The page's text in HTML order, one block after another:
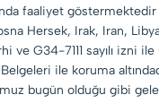
faaliyet
Hersek, Irak, Iran,
ve G34-7111 sayılı
ile koruma
bugün olduğu gibi